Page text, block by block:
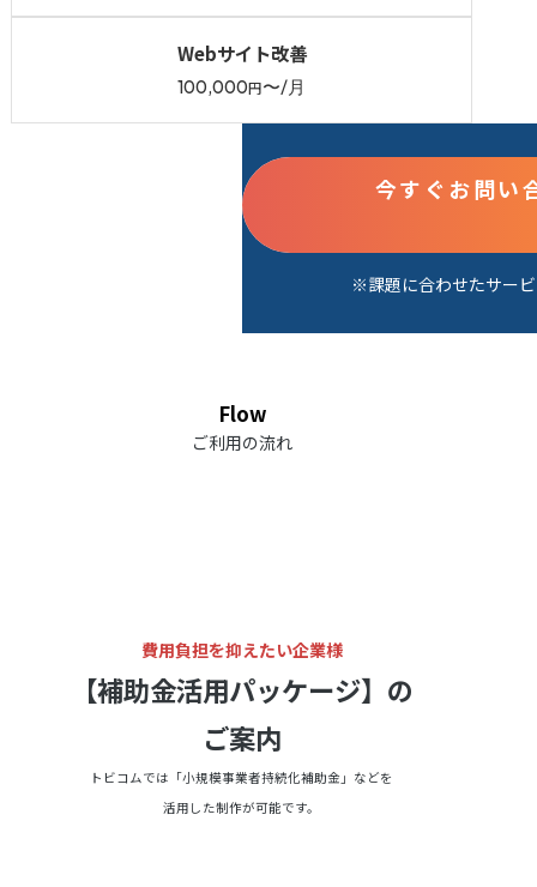
Webサイト改善
100,000円〜/月
今すぐお問い
※課題に合わせたサー
Flow
ご利用の流れ
費用負担を抑えたい企業様
【補助金活用パッケージ】の
ご案内
トビコムでは「小規模事業者持続化補助金」などを
活用した制作が可能です。